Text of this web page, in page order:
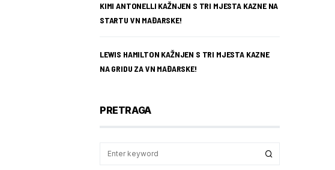
KIMI ANTONELLI KAŽNJEN S TRI MJESTA KAZNE NA
STARTU VN MAĐARSKE!
LEWIS HAMILTON KAŽNJEN S TRI MJESTA KAZNE
NA GRIDU ZA VN MAĐARSKE!
PRETRAGA